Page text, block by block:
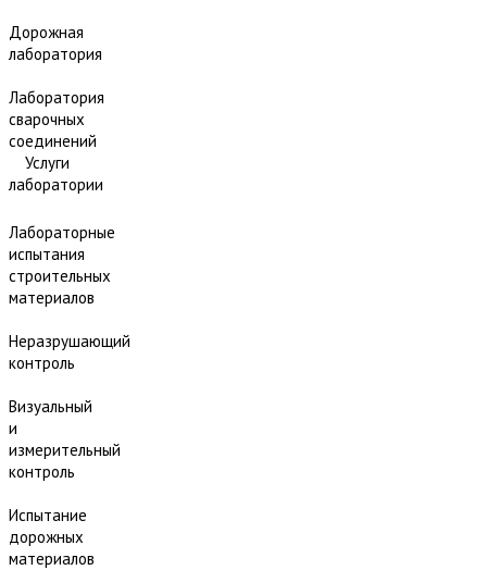
Дорожная
лаборатория
Лаборатория
сварочных
соединений
Услуги
лаборатории
Лабораторные
испытания
строительных
материалов
Неразрушающий
контроль
Визуальный
и
измерительный
контроль
Испытание
дорожных
материалов